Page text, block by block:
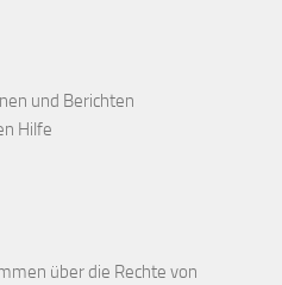
und Berichten
Hilfe
über die Rechte von